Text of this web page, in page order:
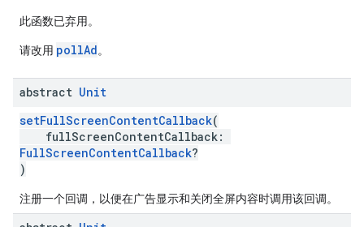
此函数已弃用。
请改用 pollAd。
abstract Unit
setFullScreenContentCallback(
fullScreenContentCallback:
FullScreenContentCallback?
)
注册一个回调，以便在广告显示和关闭全屏内容时调用该回调。